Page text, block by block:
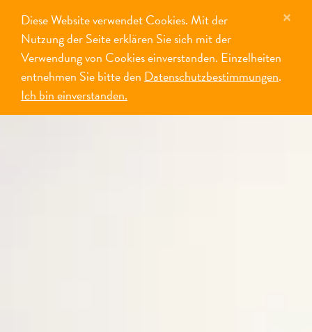
×
Diese Website verwendet Cookies. Mit der
Nutzung der Seite erklären Sie sich mit der
Verwendung von Cookies einverstanden. Einzelheiten
entnehmen Sie bitte den Datenschutzbestimmungen.
Ich bin einverstanden.